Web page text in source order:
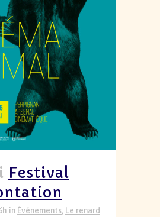
Festival
in Événements, Le renard